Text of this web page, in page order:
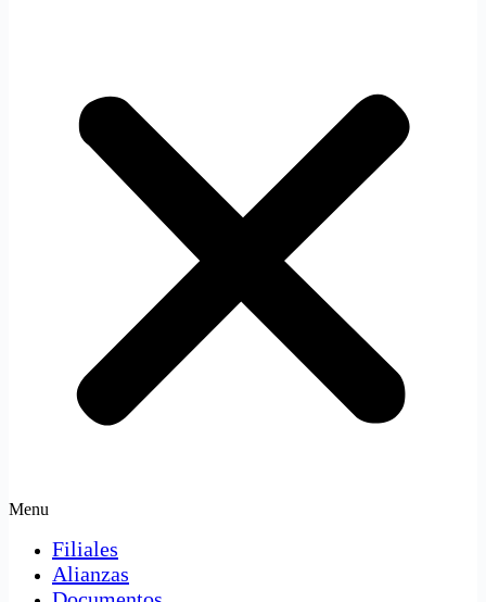
Menu
Filiales
Alianzas